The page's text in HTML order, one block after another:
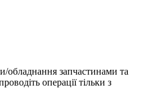
обладнання запчастинами та
операції тільки з